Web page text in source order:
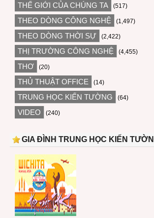
THẾ GIỚI CỦA CHÚNG TA (517)
THEO DÒNG CÔNG NGHỆ (1,497)
THEO DÒNG THỜI SỰ (2,422)
THỊ TRƯỜNG CÔNG NGHỆ (4,455)
THƠ (20)
THỦ THUẬT OFFICE (14)
TRUNG HỌC KIẾN TƯỜNG (64)
VIDEO (240)
GIA ĐÌNH TRUNG HỌC KIẾN